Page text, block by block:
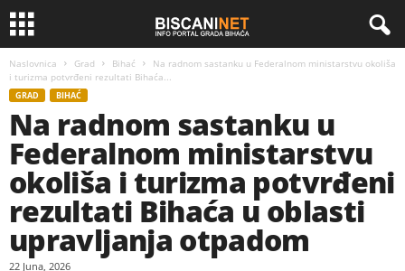
Naslovnica Grad Bihać
Na radnom sastanku u Federalnom ministarstvu okoliša
i turizma potvrđeni rezultati Bihaća...
GRAD BIHAĆ
Na radnom sastanku u
Federalnom ministarstvu
okoliša i turizma potvrđeni
rezultati Bihaća u oblasti
upravljanja otpadom
22 Juna, 2026